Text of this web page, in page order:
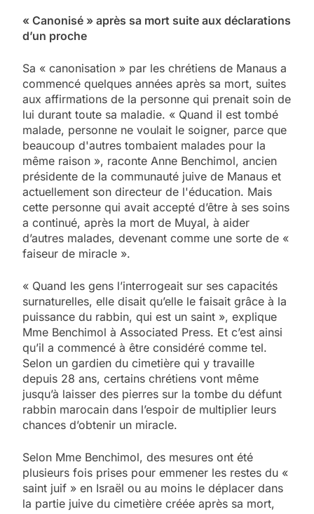
« Canonisé » après sa mort suite aux déclarations
d’un proche
Sa « canonisation » par les chrétiens de Manaus a
commencé quelques années après sa mort, suites
aux affirmations de la personne qui prenait soin de
lui durant toute sa maladie. « Quand il est tombé
malade, personne ne voulait le soigner, parce que
beaucoup d'autres tombaient malades pour la
même raison », raconte Anne Benchimol, ancien
présidente de la communauté juive de Manaus et
actuellement son directeur de l'éducation. Mais
cette personne qui avait accepté d’être à ses soins
a continué, après la mort de Muyal, à aider
d’autres malades, devenant comme une sorte de «
faiseur de miracle ».
« Quand les gens l’interrogeait sur ses capacités
surnaturelles, elle disait qu’elle le faisait grâce à la
puissance du rabbin, qui est un saint », explique
Mme Benchimol à Associated Press. Et c’est ainsi
qu’il a commencé à être considéré comme tel.
Selon un gardien du cimetière qui y travaille
depuis 28 ans, certains chrétiens vont même
jusqu’à laisser des pierres sur la tombe du défunt
rabbin marocain dans l’espoir de multiplier leurs
chances d’obtenir un miracle.
Selon Mme Benchimol, des mesures ont été
plusieurs fois prises pour emmener les restes du «
saint juif » en Israël ou au moins le déplacer dans
la partie juive du cimetière créée après sa mort,